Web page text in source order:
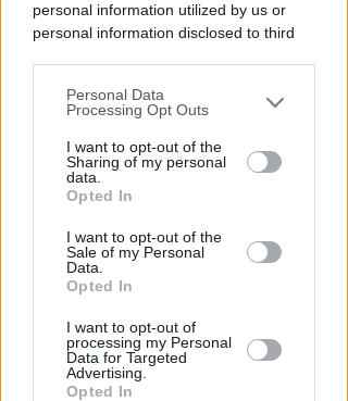
personal information utilized by us or
personal information disclosed to third
You may separately opt-out of the further
disclosure of your personal information
by third parties on the IAB’s list of
downstream participants.
by us to third parties on the IAB’s List of
Downstream Participants that may
further disclose it to other third parties.
Personal Data
Processing Opt Outs
I want to opt-out of the
Sharing of my personal
data.
Opted In
I want to opt-out of the
Sale of my Personal
Data.
Opted In
I want to opt-out of
processing my Personal
Data for Targeted
Advertising.
Opted In
diLamberto Abbati
OSSERVATORIO CGIL INCA
Allarme infortuni sul lavoro a
Rimini: +13% nel primo semestre
dell'anno
Redazione